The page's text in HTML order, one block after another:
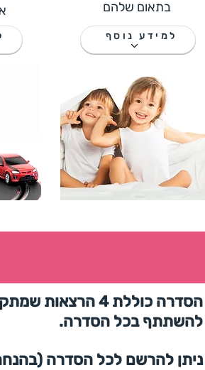
בתאום שלהם
למידע נוסף
להשתתף בכל הסדרה.
ניתן להרשם לכל הסדרה